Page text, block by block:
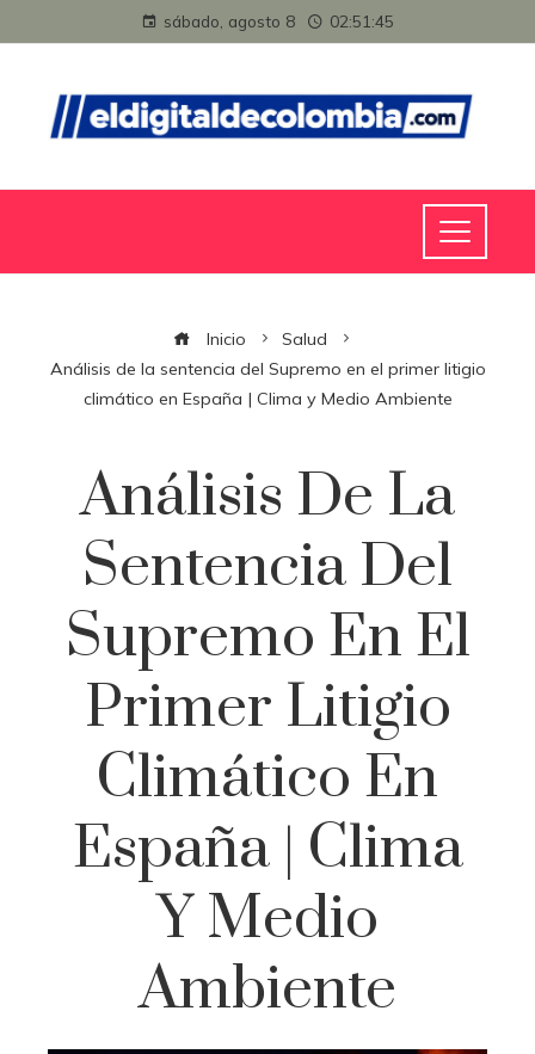
sábado, agosto 8 02:51:46
Inicio
Salud
Análisis de la sentencia del Supremo en el primer litigio
climático en España | Clima y Medio Ambiente
Análisis De La
Sentencia Del
Supremo En El
Primer Litigio
Climático En
España | Clima
Y Medio
Ambiente